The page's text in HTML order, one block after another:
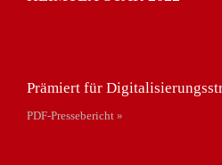
Prämiert für
PDF-Pressebericht »